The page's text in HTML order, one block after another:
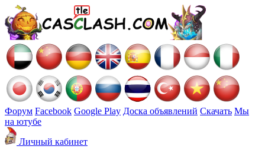
Форум Facebook Google Play Доска объявлений Скачать Мы
на ютубе
Личный кабинет